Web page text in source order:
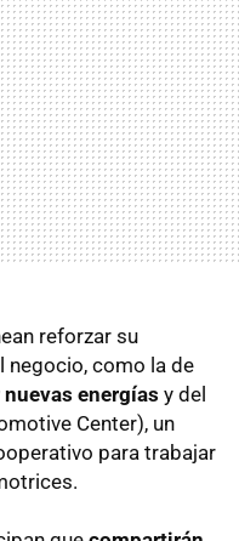
reforzar su
negocio, como la de
energías y del
Center), un
para trabajar